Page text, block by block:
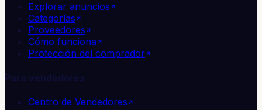
Explorar anuncios
Categorías
Proveedores
Cómo funciona
Protección del comprador
Para vendedores
Centro de Vendedores